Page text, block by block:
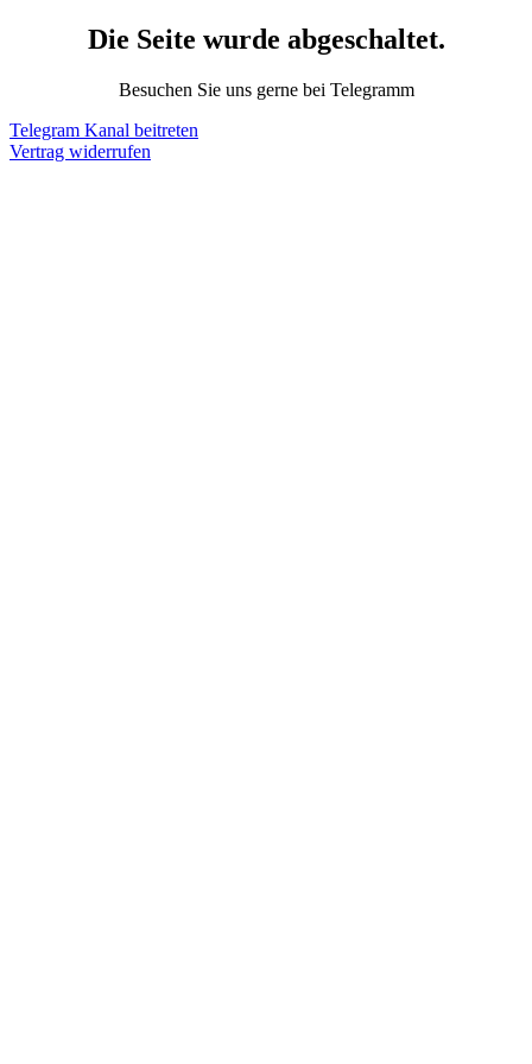
Die Seite wurde abgeschaltet.
Besuchen Sie uns gerne bei Telegramm
Telegram Kanal beitreten
Vertrag widerrufen